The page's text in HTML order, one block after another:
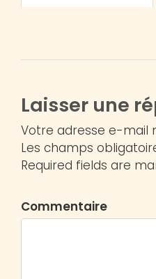
Laisser une
Votre adresse e-mail
Les champs
Required fields are
Commentaire